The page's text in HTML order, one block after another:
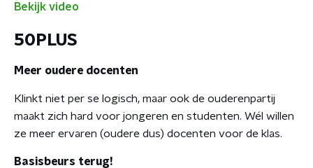
Bekijk video
50PLUS
Meer oudere docenten
Klinkt niet per se logisch, maar ook de ouderenpartij
maakt zich hard voor jongeren en studenten. Wél willen
ze meer ervaren (oudere dus) docenten voor de klas.
Basisbeurs terug!